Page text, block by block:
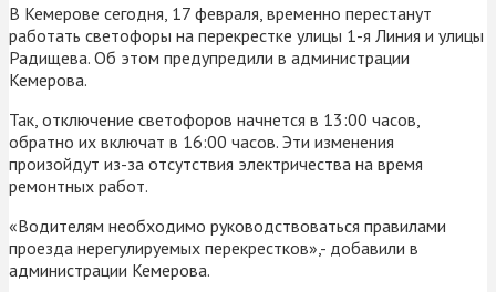
В Кемерове сегодня, 17 февраля, временно перестанут
работать светофоры на перекрестке улицы 1-я Линия и улицы
Радищева. Об этом предупредили в администрации
Кемерова.
Так, отключение светофоров начнется в 13:00 часов,
обратно их включат в 16:00 часов. Эти изменения
произойдут из-за отсутствия электричества на время
ремонтных работ.
«Водителям необходимо руководствоваться правилами
проезда нерегулируемых перекрестков»,- добавили в
администрации Кемерова.